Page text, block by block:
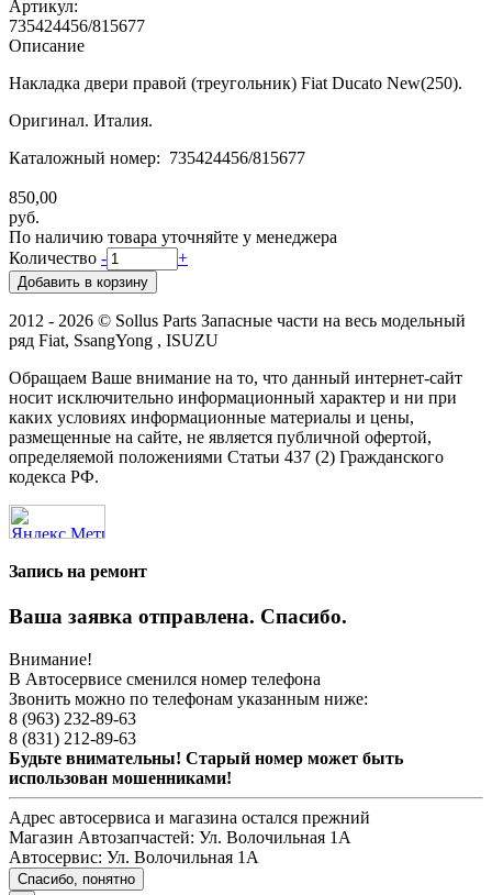
Артикул:
735424456/815677
Описание
Накладка двери правой (треугольник) Fiat Ducato New(250).
Оригинал. Италия.
Каталожный номер: 735424456/815677
850,00
руб.
По наличию товара уточняйте у менеджера
Количество - +
2012 - 2026 © Sollus Parts Запасные части на весь модельный
ряд Fiat, SsangYong , ISUZU
Обращаем Ваше внимание на то, что данный интернет-сайт
носит исключительно информационный характер и ни при
каких условиях информационные материалы и цены,
размещенные на сайте, не является публичной офертой,
определяемой положениями Статьи 437 (2) Гражданского
кодекса РФ.
Запись на ремонт
Ваша заявка отправлена. Спасибо.
Внимание!
В Автосервисе сменился номер телефона
Звонить можно по телефонам указанным ниже:
8 (963) 232-89-63
8 (831) 212-89-63
Будьте внимательны! Старый номер может быть
использован мошенниками!
Адрес автосервиса и магазина остался прежний
Магазин Автозапчастей: Ул. Волочильная 1А
Автосервис: Ул. Волочильная 1А
Спасибо, понятно